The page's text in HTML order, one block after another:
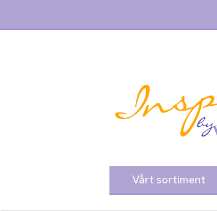
Vårt sortiment